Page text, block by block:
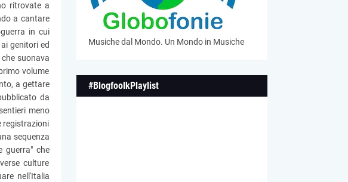
ritrovate a
a cantare
in cui
genitori ed
suonava
volume
a gettare
da
meno
registrazioni
sequenza
guerra" che
culture
nell'Italia
Musiche dal Mondo. Un Mondo in Musiche
#BlogfoolkPlaylist